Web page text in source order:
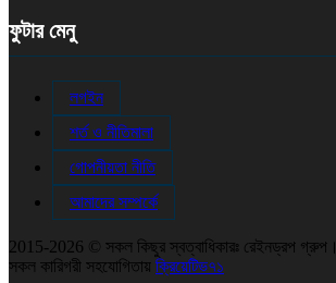
ফুটার মেনু
লগইন
শর্ত ও নীতিমালা
গোপনীয়তা নীতি
আমাদের সম্পর্কে
2015-2026 © সকল কিছুর স্বত্বাধিকারঃ রেইনড্রপ গ্রুপ।
সকল কারিগরী সহযোগিতায় ক্রিয়েটিভ৭১